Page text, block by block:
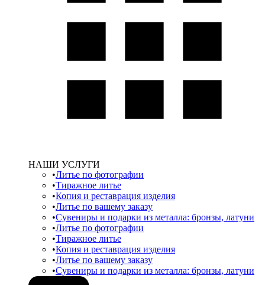
НАШИ УСЛУГИ
Литье по фотографии
Тиражное литье
Копия и реставрация изделия
Литье по вашему заказу
Сувениры и подарки из металла: бронзы, латуни
Литье по фотографии
Тиражное литье
Копия и реставрация изделия
Литье по вашему заказу
Сувениры и подарки из металла: бронзы, латуни